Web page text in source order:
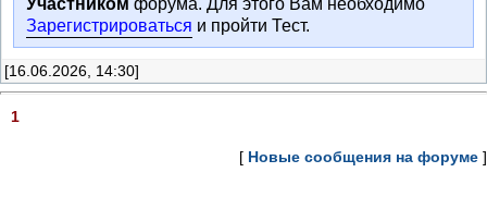
Участником форума. Для этого Вам необходимо
Зарегистрироваться и пройти Тест.
[16.06.2026, 14:30]
1
[ Новые сообщения на форуме ]